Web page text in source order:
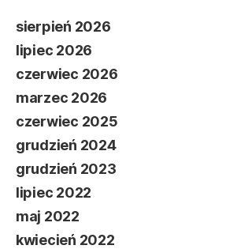
sierpień 2026
lipiec 2026
czerwiec 2026
marzec 2026
czerwiec 2025
grudzień 2024
grudzień 2023
lipiec 2022
maj 2022
kwiecień 2022